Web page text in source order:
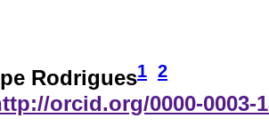
Rodrigues1 2
orcid.org/0000-0003-